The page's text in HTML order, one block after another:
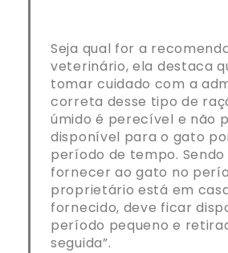
Seja qual for a
veterinário, ela destaca
tomar cuidado com a
correta desse tipo de
úmido é perecível e não
disponível para o gato
período de tempo. Sendo
fornecer ao gato no
proprietário está em
fornecido, deve ficar
período pequeno e
seguida”.